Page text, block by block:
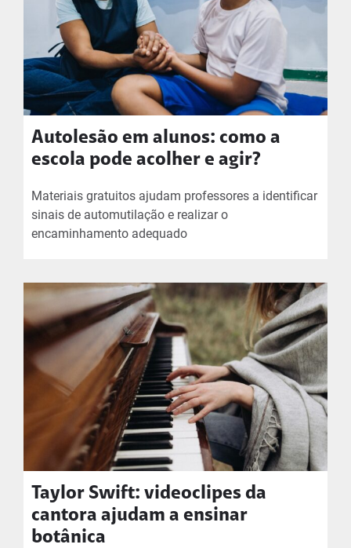
Autolesão em alunos: como a
escola pode acolher e agir?
Materiais gratuitos ajudam professores a identificar
sinais de automutilação e realizar o
encaminhamento adequado
Taylor Swift: videoclipes da
cantora ajudam a ensinar
botânica